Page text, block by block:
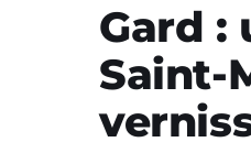
Gard :
Saint-